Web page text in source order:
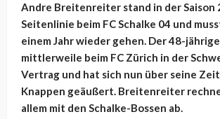
Andre Breitenreiter stand in der Saison
Seitenlinie beim FC Schalke 04 und
einem Jahr wieder gehen. Der 48-
mittlerweile beim FC Zürich in der
Vertrag und hat sich nun über seine
Knappen geäußert. Breitenreiter
allem mit den Schalke-Bossen ab.